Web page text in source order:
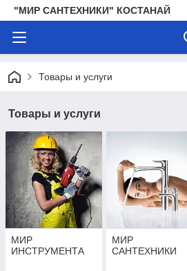
"МИР САНТЕХНИКИ" КОСТАНАЙ
Товары и услуги
Товары и услуги
МИР
ИНСТРУМЕНТА
МИР
САНТЕХНИКИ